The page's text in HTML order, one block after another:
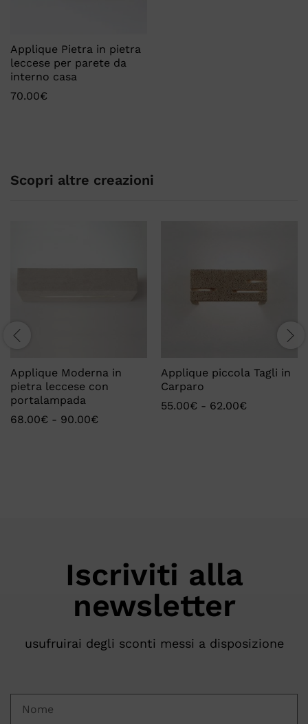
Applique Pietra in pietra
leccese per parete da
interno casa
70.00€
Scopri altre creazioni
Applique Moderna in
pietra leccese con
portalampada
68.00€ - 90.00€
Applique piccola Tagli in
Carparo
55.00€ - 62.00€
Iscriviti alla
newsletter
usufruirai degli sconti messi a disposizione